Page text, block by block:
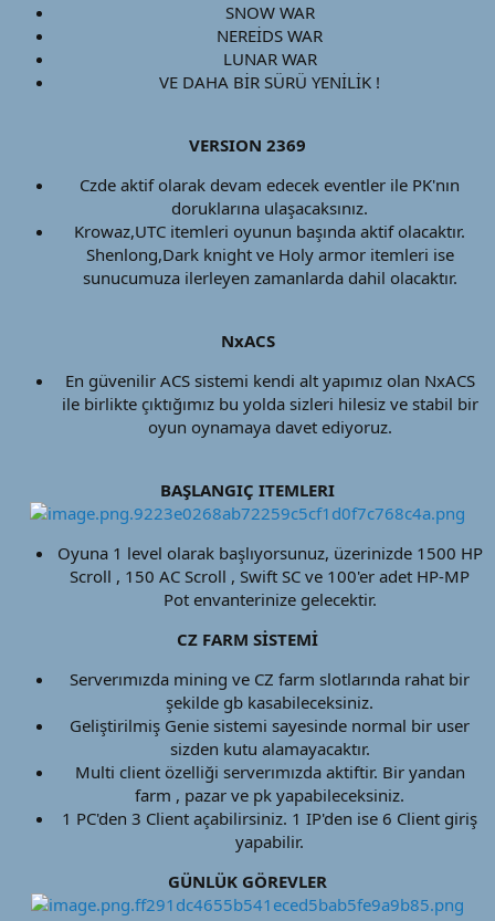
SNOW WAR​
NEREİDS WAR​
LUNAR WAR​
VE DAHA BİR SÜRÜ YENİLİK !​
VERSION 2369
Czde aktif olarak devam edecek eventler ile PK'nın
doruklarına ulaşacaksınız.​
Krowaz,UTC itemleri oyunun başında aktif olacaktır.
Shenlong,Dark knight ve Holy armor itemleri ise
sunucumuza ilerleyen zamanlarda dahil olacaktır.​
NxACS
En güvenilir ACS sistemi kendi alt yapımız olan NxACS
ile birlikte çıktığımız bu yolda sizleri hilesiz ve stabil bir
oyun oynamaya davet ediyoruz.​
BAŞLANGIÇ ITEMLERI
Oyuna 1 level olarak başlıyorsunuz, üzerinizde 1500 HP
Scroll , 150 AC Scroll , Swift SC ve 100'er adet HP-MP
Pot envanterinize gelecektir.​
CZ FARM SİSTEMİ
Serverımızda mining ve CZ farm slotlarında rahat bir
şekilde gb kasabileceksiniz.​
Geliştirilmiş Genie sistemi sayesinde normal bir user
sizden kutu alamayacaktır.​
Multi client özelliği serverımızda aktiftir. Bir yandan
farm , pazar ve pk yapabileceksiniz.​
1 PC'den 3 Client açabilirsiniz. 1 IP'den ise 6 Client giriş
yapabilir.​
GÜNLÜK GÖREVLER